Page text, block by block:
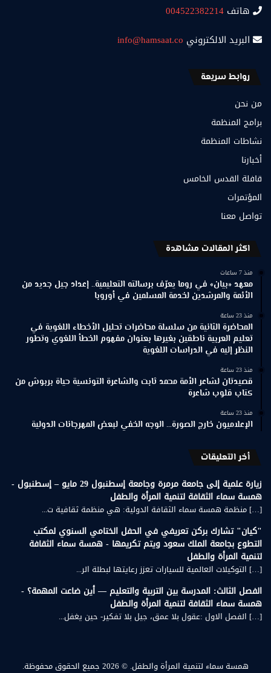
هاتف 004522382214
البريد الالكتروني info@hamsaat.co
روابط سريعة
من نحن
برامج المنظمة
نشاطات المنظمة
أخبارنا
قافلة القدس الخامس
المؤتمرات
تواصل معنا
اكثر المقالات مشاهدة
منذ 7 ساعات
معهد «بيان» في روما يعرّف برسالته التعليمية.. إعداد جيل جديد من
الأئمة والمرشدين لخدمة المسلمين في أوروبا
منذ 23 ساعة
المحاضرة الثانية من سلسلة محاضرات تحليل الأخطاء اللغوية في
تعليم العربية ناطقين بغيرها بعنوان مفهوم الخطأ اللغوي وتطور
النظر إليه في الدراسات اللغوية
منذ 23 ساعة
قصيدتان لشاعر الأمة محمد ثابت والشاعرة التونسية حياة بربوش من
كتاب قلوب شاعرة
منذ 23 ساعة
الإعلاميون خارج الصورة… الوجه الخفي لبعض المهرجانات الدولية
أخر التعليقات
زيارة علمية إلى جامعة مرمرة وجامعة إسطنبول 29 مايو – إسطنبول -
همسة سماء الثقافة لتنمية المرأة والطفل
[…] منظمة همسة سماء الثقافة الدولية: هي منظمة ثقافية ت...
"كيان" تشارك بركن تعريفي في الحفل الختامي السنوي لمكتب
التطوع بجامعة الملك سعود ويتم تكريمها - همسة سماء الثقافة
لتنمية المرأة والطفل
[…] التوكيلات العالمية للسيارات تعزز رعايتها لبطلة الر...
الفصل الثالث: المدرسة بين التربية والتعليم — أين ضاعت المهمة؟ -
همسة سماء الثقافة لتنمية المرأة والطفل
[…] الفصل الاول :عقول بلا عمق، جيل بلا تفكير- حين يغفل...
همسة سماء لتنمية المرأة والطفل. © 2026 جميع الحقوق محفوظة.